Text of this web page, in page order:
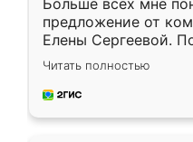
Больше всех мне
предложение от
Елены Сергеевой.
короткие сроки
для замера
предложил по
Читать полностью